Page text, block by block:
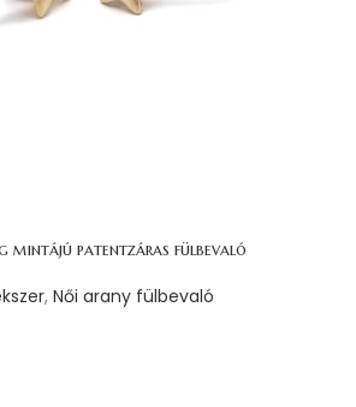
mintájú patentzáras fülbevaló
, Női arany fülbevaló